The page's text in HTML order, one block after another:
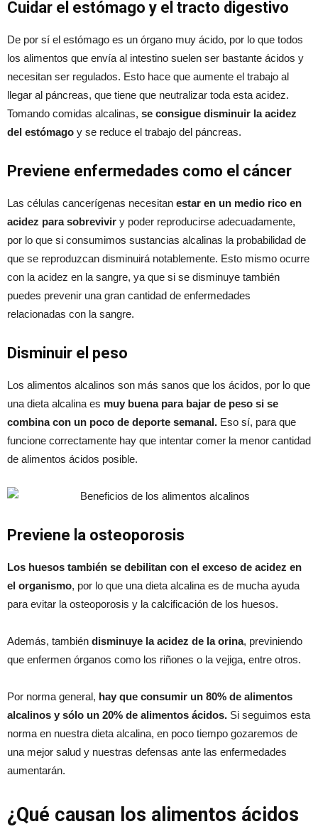
Cuidar el estómago y el tracto digestivo
De por sí el estómago es un órgano muy ácido, por lo que todos
los alimentos que envía al intestino suelen ser bastante ácidos y
necesitan ser regulados. Esto hace que aumente el trabajo al
llegar al páncreas, que tiene que neutralizar toda esta acidez.
Tomando comidas alcalinas, se consigue disminuir la acidez
del estómago y se reduce el trabajo del páncreas.
Previene enfermedades como el cáncer
Las células cancerígenas necesitan estar en un medio rico en
acidez para sobrevivir y poder reproducirse adecuadamente,
por lo que si consumimos sustancias alcalinas la probabilidad de
que se reproduzcan disminuirá notablemente. Esto mismo ocurre
con la acidez en la sangre, ya que si se disminuye también
puedes prevenir una gran cantidad de enfermedades
relacionadas con la sangre.
Disminuir el peso
Los alimentos alcalinos son más sanos que los ácidos, por lo que
una dieta alcalina es muy buena para bajar de peso si se
combina con un poco de deporte semanal. Eso sí, para que
funcione correctamente hay que intentar comer la menor cantidad
de alimentos ácidos posible.
Previene la osteoporosis
Los huesos también se debilitan con el exceso de acidez en
el organismo, por lo que una dieta alcalina es de mucha ayuda
para evitar la osteoporosis y la calcificación de los huesos.
Además, también disminuye la acidez de la orina, previniendo
que enfermen órganos como los riñones o la vejiga, entre otros.
Por norma general, hay que consumir un 80% de alimentos
alcalinos y sólo un 20% de alimentos ácidos. Si seguimos esta
norma en nuestra dieta alcalina, en poco tiempo gozaremos de
una mejor salud y nuestras defensas ante las enfermedades
aumentarán.
¿Qué causan los alimentos ácidos